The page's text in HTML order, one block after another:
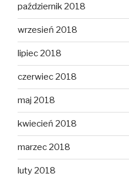
październik 2018
wrzesień 2018
lipiec 2018
czerwiec 2018
maj 2018
kwiecień 2018
marzec 2018
luty 2018